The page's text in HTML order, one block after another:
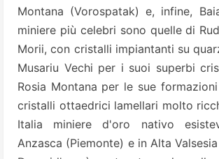
Montana (Vorospatak) e, infine,
miniere più celebri sono quelle di
Morii, con cristalli impiantanti su
Musariu Vechi per i suoi superbi
Rosia Montana per le sue
cristalli ottaedrici lamellari molto
Italia miniere d'oro nativo
Anzasca (Piemonte) e in Alta